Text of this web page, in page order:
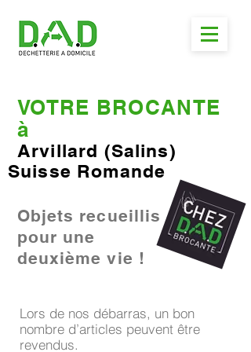
VOTRE BROCANTE
à
Arvillard (Salins)
Suisse Romande
Objets recueillis
pour une
deuxième vie !
Lors de nos débarras, un bon
nombre d’articles peuvent être
revendus.